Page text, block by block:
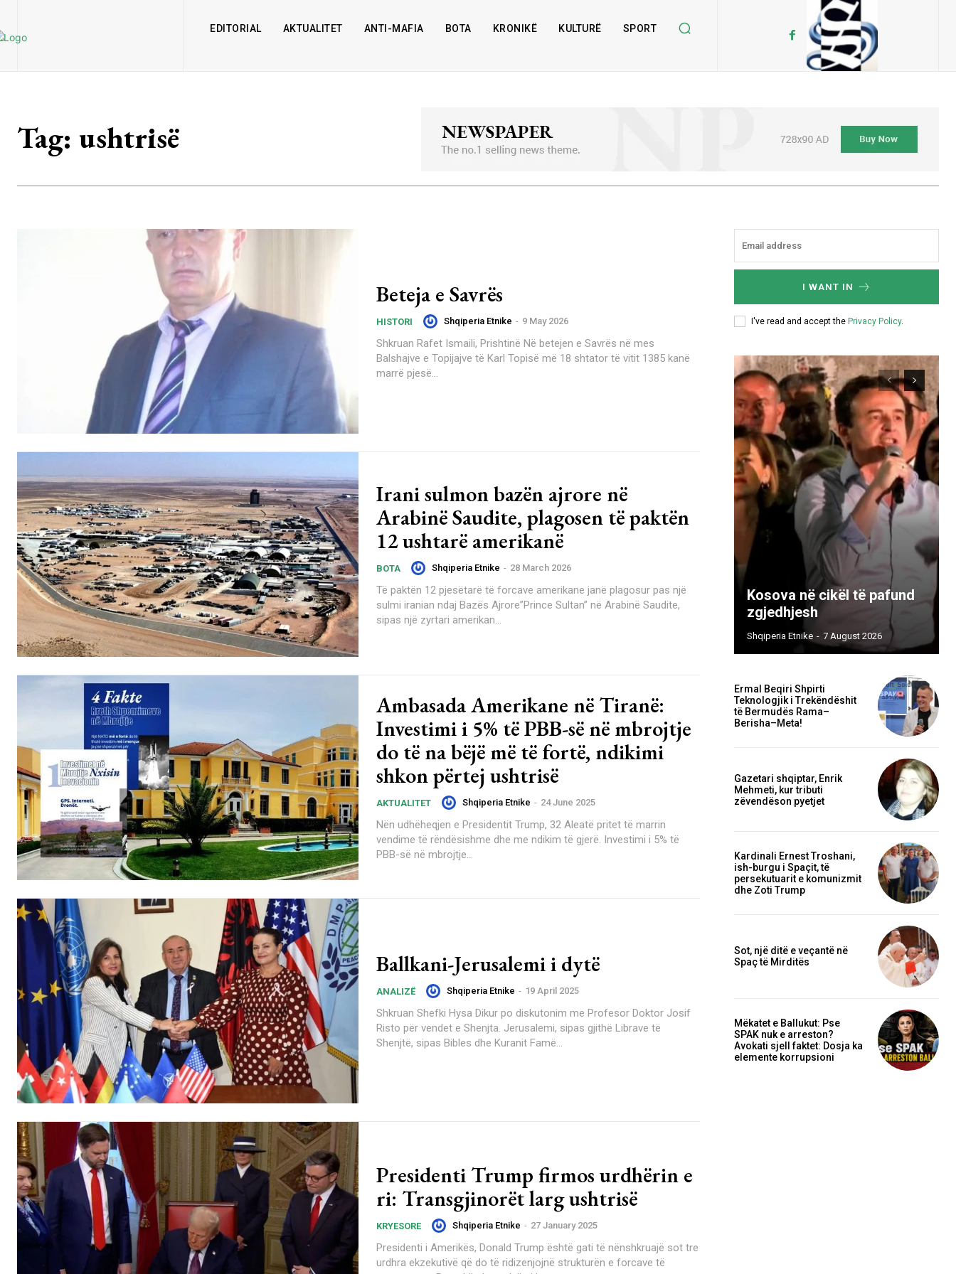
EDITORIAL AKTUALITET ANTI-MAFIA BOTA KRONIKË KULTURË SPORT
Tag: ushtrisë
Beteja e Savrës
HISTORI Shqiperia Etnike - 9 May 2026
Shkruan Rafet Ismaili, Prishtinë Në betejen e Savrës në mes
Balshajve e Topijajve të Karl Topisë më 18 shtator të vitit 1385 kanë
marrë pjesë...
Irani sulmon bazën ajrore në
Arabinë Saudite, plagosen të paktën
12 ushtarë amerikanë
BOTA Shqiperia Etnike - 28 March 2026
Të paktën 12 pjesëtarë të forcave amerikane janë plagosur pas një
sulmi iranian ndaj Bazës Ajrore”Prince Sultan” në Arabinë Saudite,
sipas një zyrtari amerikan...
Ambasada Amerikane në Tiranë:
Investimi i 5% të PBB-së në mbrojtje
do të na bëjë më të fortë, ndikimi
shkon përtej ushtrisë
AKTUALITET Shqiperia Etnike - 24 June 2025
Nën udhëheqjen e Presidentit Trump, 32 Aleatë pritet të marrin
vendime të rëndësishme dhe me ndikim të gjerë. Investimi i 5% të
PBB-së në mbrojtje...
Ballkani-Jerusalemi i dytë
ANALIZË Shqiperia Etnike - 19 April 2025
Shkruan Shefki Hysa Dikur po diskutonim me Profesor Doktor Josif
Risto për vendet e Shenjta. Jerusalemi, sipas gjithë Librave të
Shenjtë, sipas Bibles dhe Kuranit Famë...
Presidenti Trump firmos urdhërin e
ri: Transgjinorët larg ushtrisë
KRYESORE Shqiperia Etnike - 27 January 2025
Presidenti i Amerikës, Donald Trump është gati të nënshkruajë sot tre
urdhra ekzekutivë që do të ridizenjojnë strukturën e forcave të
I WANT IN
I've read and accept the Privacy Policy.
Kosova në cikël të pafund
zgjedhjesh
Shqiperia Etnike - 7 August 2026
Ermal Beqiri Shpirti
Teknologjik i Trekëndëshit
të Bermudës Rama–
Berisha–Meta!
Gazetari shqiptar, Enrik
Mehmeti, kur tributi
zëvendëson pyetjet
Kardinali Ernest Troshani,
ish-burgu i Spaçit, të
persekutuarit e komunizmit
dhe Zoti Trump
Sot, një ditë e veçantë në
Spaç të Mirditës
Mëkatet e Ballukut: Pse
SPAK nuk e arreston?
Avokati sjell faktet: Dosja ka
elemente korrupsioni